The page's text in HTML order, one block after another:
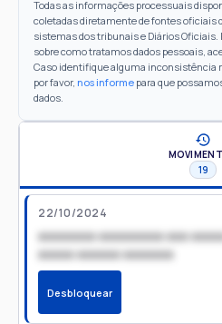
Todas as informações processuais
coletadas diretamente de fontes oficiais
sistemas dos tribunais e Diários
sobre como tratamos dados pessoais,
Caso identifique alguma inconsistência
por favor, nos informe para que
dados.
19
22/10/2024
xxxxxxxx xxxxxxxxx xxx
xxxxx xxxxxx xxxxxxx
Desbloquear